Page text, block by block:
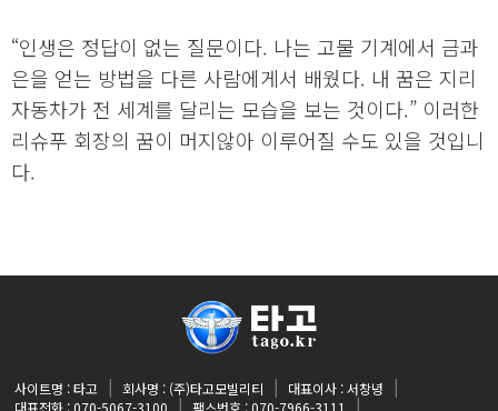
“인생은 정답이 없는 질문이다. 나는 고물 기계에서 금과
은을 얻는 방법을 다른 사람에게서 배웠다. 내 꿈은 지리
자동차가 전 세계를 달리는 모습을 보는 것이다.” 이러한
리슈푸 회장의 꿈이 머지않아 이루어질 수도 있을 것입니
다.
사이트명 : 타고 회사명 : (주)타고모빌리티
대표이사 : 서창녕
대표전화 : 070-5067-3100
팩스번호 : 070-7966-3111